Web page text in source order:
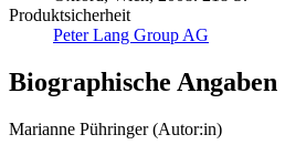
Produktsicherheit
Peter Lang Group AG
Biographische Angaben
Marianne Pühringer (Autor:in)